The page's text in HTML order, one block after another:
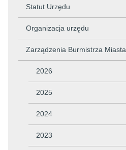
Statut Urzędu
Organizacja urzędu
Zarządzenia Burmistrza Miasta
2026
2025
2024
2023